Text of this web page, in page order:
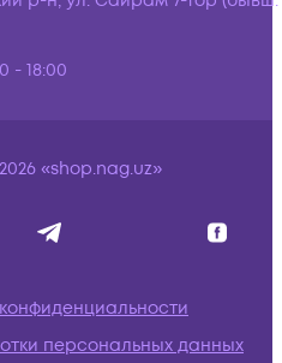
- 18:00
«shop.nag.uz»
персональных данных